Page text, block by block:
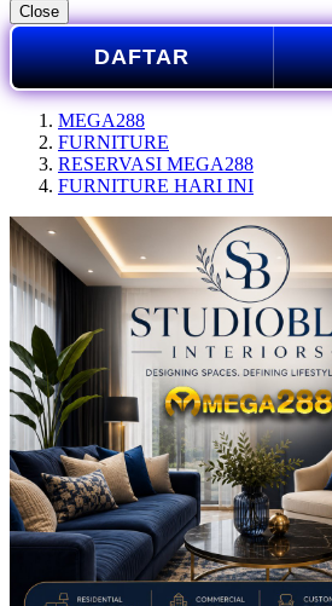
Close
DAFTAR
MEGA288
FURNITURE
RESERVASI MEGA288
FURNITURE HARI INI